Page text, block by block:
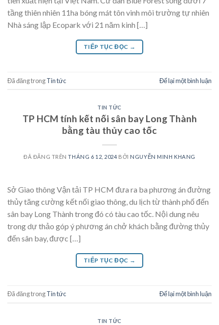
tầng thiên nhiên 11ha bóng mát tôn vinh môi trường tự nhiên
Nhà sáng lập Ecopark với 21 năm kinh […]
TIẾP TỤC ĐỌC →
Đã đăng trongTin tức Để lại một bình luận
TIN TỨC
TP HCM tính kết nối sân bay Long Thành
bằng tàu thủy cao tốc
ĐÃ ĐĂNG TRÊNTHÁNG 6 12, 2024 BỞI NGUYỄN MINH KHANG
Sở Giao thông Vận tải TP HCM đưa ra ba phương án đường
thủy tăng cường kết nối giao thông, du lịch từ thành phố đến
sân bay Long Thành trong đó có tàu cao tốc. Nội dung nêu
trong dự thảo góp ý phương án chở khách bằng đường thủy
đến sân bay, được […]
TIẾP TỤC ĐỌC →
Đã đăng trongTin tức Để lại một bình luận
TIN TỨC